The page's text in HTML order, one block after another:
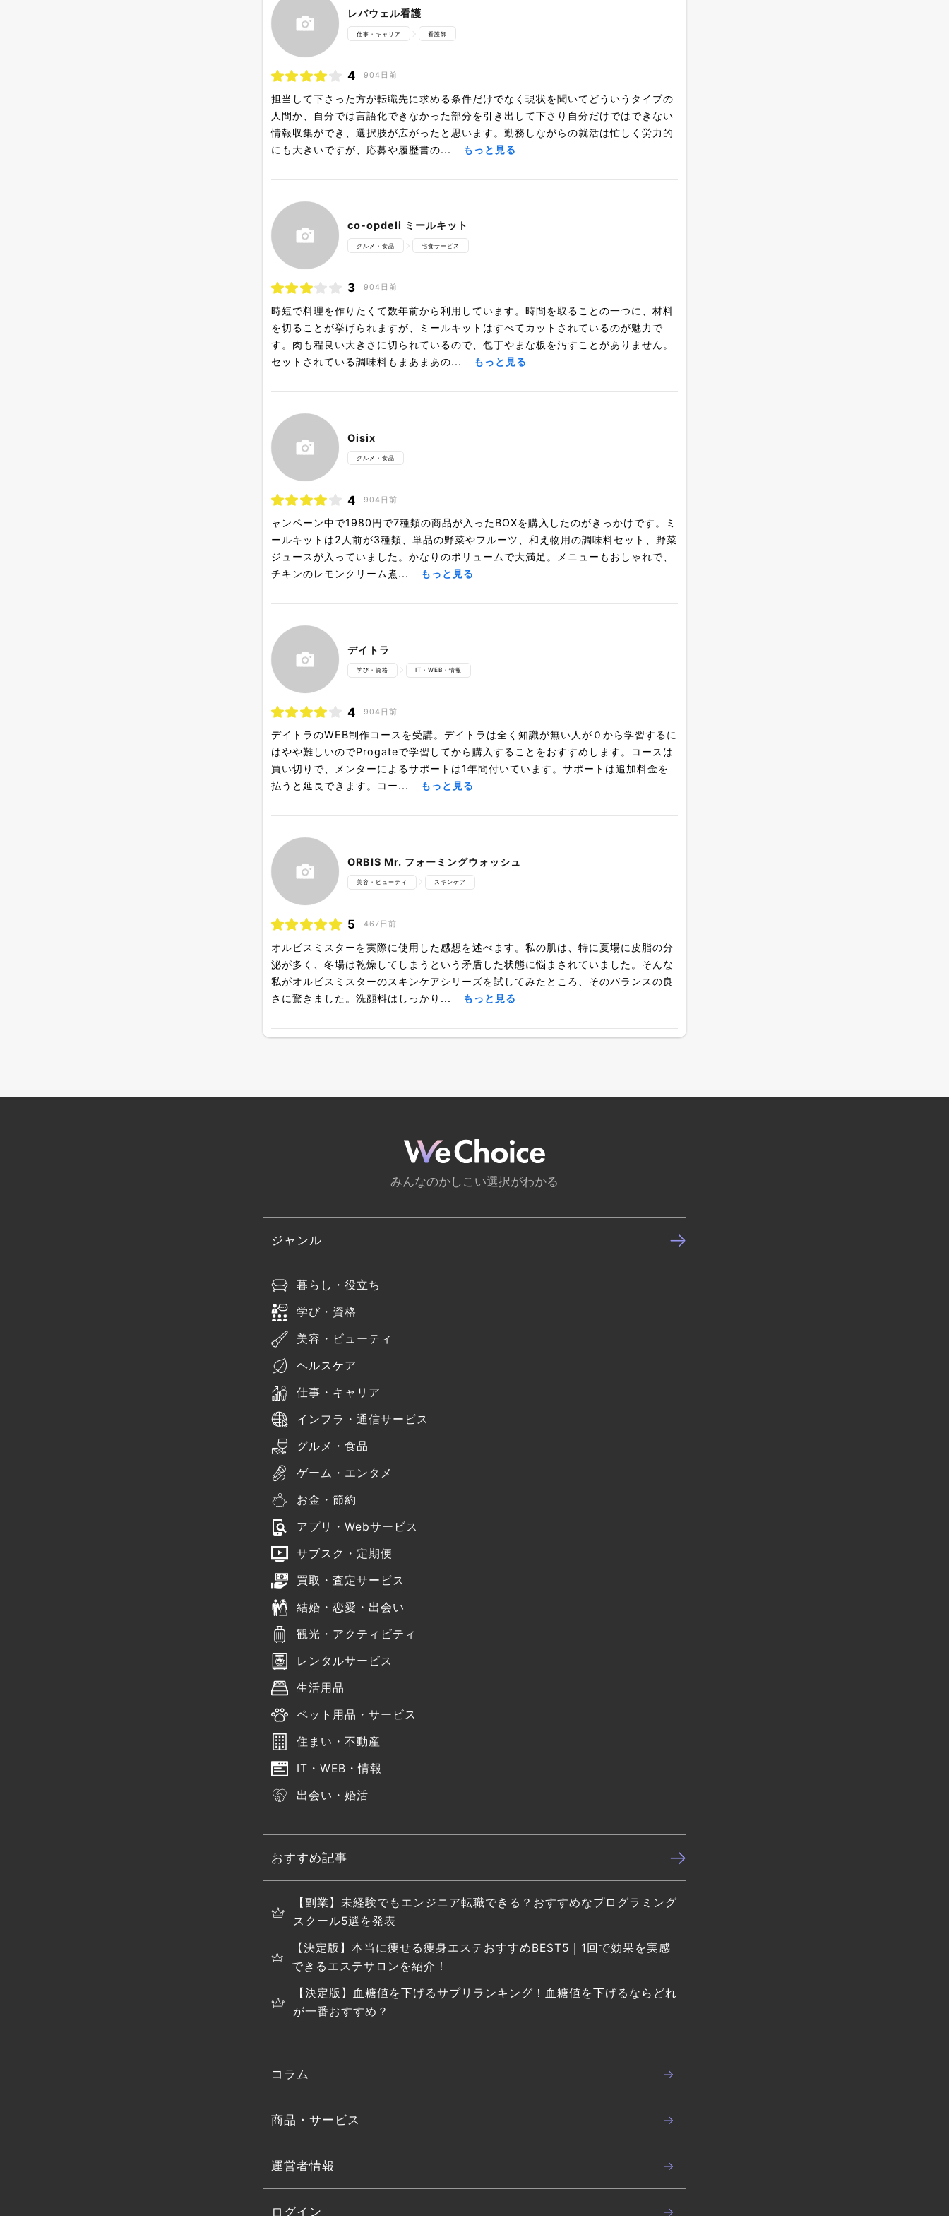
レバウェル看護
仕事・キャリア 看護師
4 904日前
担当して下さった方が転職先に求める条件だけでなく現状を聞いてどういうタイプの
人間か、自分では言語化できなかった部分を引き出して下さり自分だけではできない
情報収集ができ、選択肢が広がったと思います。勤務しながらの就活は忙しく労力的
にも大きいですが、応募や履歴書の...
もっと見る
co-opdeli ミールキット
グルメ・食品 宅食サービス
3 904日前
時短で料理を作りたくて数年前から利用しています。時間を取ることの一つに、材料
を切ることが挙げられますが、ミールキットはすべてカットされているのが魅力で
す。肉も程良い大きさに切られているので、包丁やまな板を汚すことがありません。
セットされている調味料もまあまあの...
もっと見る
Oisix
グルメ・食品
4 904日前
ャンペーン中で1980円で7種類の商品が入ったBOXを購入したのがきっかけです。ミ
ールキットは2人前が3種類、単品の野菜やフルーツ、和え物用の調味料セット、野菜
ジュースが入っていました。かなりのボリュームで大満足。メニューもおしゃれで、
チキンのレモンクリーム煮...
もっと見る
デイトラ
学び・資格 IT・WEB・情報
4 904日前
デイトラのWEB制作コースを受講。デイトラは全く知識が無い人が０から学習するに
はやや難しいのでProgateで学習してから購入することをおすすめします。コースは
買い切りで、メンターによるサポートは1年間付いています。サポートは追加料金を
払うと延長できます。コー...
もっと見る
ORBIS Mr. フォーミングウォッシュ
美容・ビューティ スキンケア
5 467日前
オルビスミスターを実際に使用した感想を述べます。私の肌は、特に夏場に皮脂の分
泌が多く、冬場は乾燥してしまうという矛盾した状態に悩まされていました。そんな
私がオルビスミスターのスキンケアシリーズを試してみたところ、そのバランスの良
さに驚きました。洗顔料はしっかり...
もっと見る
みんなのかしこい選択がわかる
ジャンル
暮らし・役立ち
学び・資格
美容・ビューティ
ヘルスケア
仕事・キャリア
インフラ・通信サービス
グルメ・食品
ゲーム・エンタメ
お金・節約
アプリ・Webサービス
サブスク・定期便
買取・査定サービス
結婚・恋愛・出会い
観光・アクティビティ
レンタルサービス
生活用品
ペット用品・サービス
住まい・不動産
IT・WEB・情報
出会い・婚活
おすすめ記事
【副業】未経験でもエンジニア転職できる？おすすめなプログラミング
スクール5選を発表
【決定版】本当に痩せる痩身エステおすすめBEST5｜1回で効果を実感
できるエステサロンを紹介！
【決定版】血糖値を下げるサプリランキング！血糖値を下げるならどれ
が一番おすすめ？
コラム
商品・サービス
運営者情報
ログイン